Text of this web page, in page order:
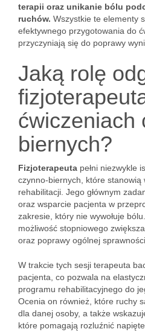
terapii oraz unikanie bólu
ruchów. Wszystkie te elementy
efektywnego przygotowania do
przyczyniają się do poprawy
Jaką rolę
ćwiczeniach
biernych?
Fizjoterapeuta pełni niezwykle
czynno-biernych, które stanowią
rehabilitacji. Jego głównym
oraz wsparcie pacjenta w
zakresie, który nie wywołuje
możliwość stopniowego
oraz poprawy ogólnej sprawności.
W trakcie tych sesji terapeuta
pacjenta, co pozwala na
programu rehabilitacyjnego do
Ocenia on również, które ruchy
dla danej osoby, a także
które pomagają rozluźnić napięte